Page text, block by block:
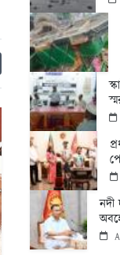
নদী